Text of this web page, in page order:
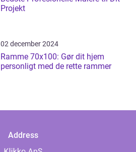
Projekt
02 december 2024
Ramme 70x100: Gør dit hjem
personligt med de rette rammer
Address